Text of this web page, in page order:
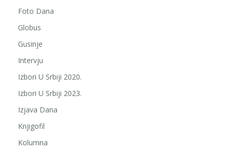
Foto Dana
Globus
Gusinje
Intervju
Izbori U Srbiji 2020.
Izbori U Srbiji 2023.
Izjava Dana
Knjigofil
Kolumna